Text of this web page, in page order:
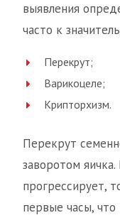
выявления
часто к
Перекрут;
Варикоцеле;
Крипторхизм.
Перекрут
заворотом
прогрессирует,
первые часы,